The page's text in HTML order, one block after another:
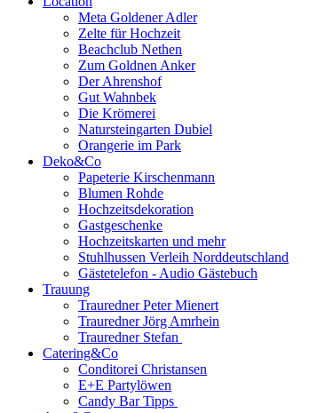
Meta Goldener Adler
Zelte für Hochzeit
Beachclub Nethen
Zum Goldnen Anker
Der Ahrenshof
Gut Wahnbek
Die Krömerei
Natursteingarten Dubiel
Orangerie im Park
Deko&Co
Papeterie Kirschenmann
Blumen Rohde
Hochzeitsdekoration
Gastgeschenke
Hochzeitskarten und mehr
Stuhlhussen Verleih Norddeutschland
Gästetelefon - Audio Gästebuch
Trauung
Trauredner Peter Mienert
Trauredner Jörg Amrhein
Trauredner Stefan
Catering&Co
Conditorei Christansen
E+E Partylöwen
Candy Bar Tipps